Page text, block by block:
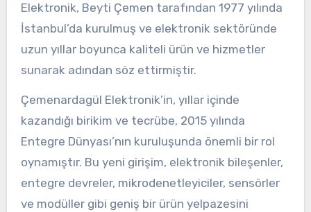
Elektronik, Beyti Çemen tarafından 1977 yılında
İstanbul’da kurulmuş ve elektronik sektöründe
uzun yıllar boyunca kaliteli ürün ve hizmetler
sunarak adından söz ettirmiştir.
Çemenardagül Elektronik’in, yıllar içinde
kazandığı birikim ve tecrübe, 2015 yılında
Entegre Dünyası’nın kuruluşunda önemli bir rol
oynamıştır. Bu yeni girişim, elektronik bileşenler,
entegre devreler, mikrodenetleyiciler, sensörler
ve modüller gibi geniş bir ürün yelpazesini